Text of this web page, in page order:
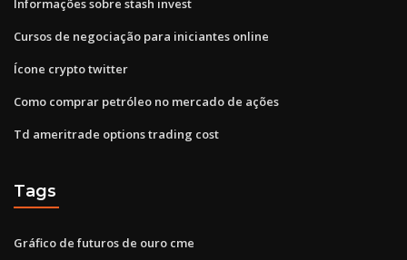
Informações sobre stash invest
Cursos de negociação para iniciantes online
Ícone crypto twitter
Como comprar petróleo no mercado de ações
Td ameritrade options trading cost
Tags
Gráfico de futuros de ouro cme